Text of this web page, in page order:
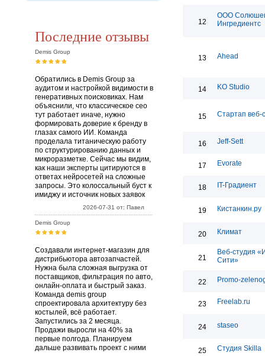
Последние отзывы
Demis Group
Обратились в Demis Group за
аудитом и настройкой видимости в
генеративных поисковиках. Нам
объяснили, что классическое сео
тут работает иначе, нужно
формировать доверие к бренду в
глазах самого ИИ. Команда
проделала титаническую работу
по структурированию данных и
микроразметке. Сейчас мы видим,
как наши эксперты цитируются в
ответах нейросетей на сложные
запросы. Это колоссальный буст к
имиджу и источник новых заявок
2026-07-31 от: Павел
Demis Group
Создавали интернет-магазин для
дистрибьютора автозапчастей.
Нужна была сложная выгрузка от
поставщиков, фильтрация по авто,
онлайн-оплата и быстрый заказ.
Команда demis group
спроектировала архитектуру без
костылей, всё работает.
Запустились за 2 месяца.
Продажи выросли на 40% за
первые полгода. Планируем
дальше развивать проект с ними
12
ООО
Ингредиентс
13 Ahead
14 KO Studio
15 Стартап веб-
16 Jeff-Sett
17 Evorate
18 IT-Градиент
19 Кистанкин.ру
20 Климат
21
Веб-студия
Сити»
22 Promo-
23 Freelab.ru
24 staseo
25 Студия Skilla